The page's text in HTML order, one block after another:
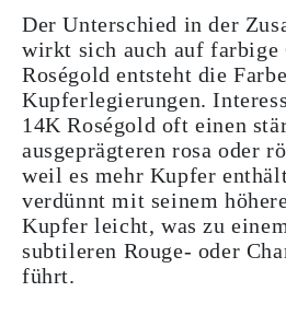
Der Unterschied in der
wirkt sich auch auf farbige
Roségold entsteht die
Kupferlegierungen.
14K Roségold oft einen
ausgeprägteren rosa oder
weil es mehr Kupfer
verdünnt mit seinem
Kupfer leicht, was zu
subtileren Rouge- oder
führt.